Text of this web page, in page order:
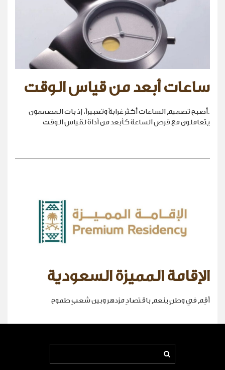
ساعات أبعد من قياس الوقت
.أصبح تصميم الساعات أكثر غرابةً وتعبيراً، إذ بات المصممون
يتعاملون مع قرص الساعة كأبعد من أداة لقياس الوقت
الإقامة المميزة السعودية
أقِم في وطنٍ ينعم باقتصادٍ مزدهر وبين شعبٍ طموح